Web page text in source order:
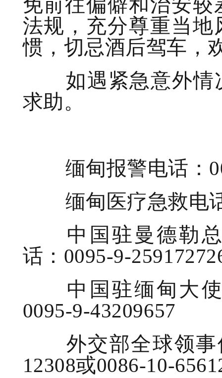
免前往偏僻和治安
法规，充分尊重当
惯，切忌酒后驾车，
如遇紧急意外情
求助。
缅甸报警电话：
缅甸医疗急救电话
中国驻曼德勒总
话：0095-9-
中国驻缅甸大使
0095-9-43209657
外交部全球领事
12308或0086-10-